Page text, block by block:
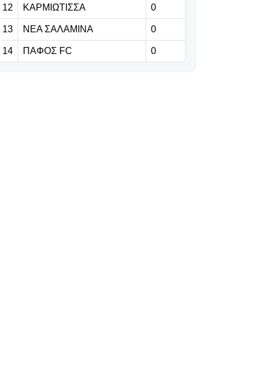
06.08.2026 | 23:06
Έχασε από την
Άντερλεχτ ο
12 ΚΑΡΜΙΩΤΙΣΣΑ 0
13 ΝΕΑ ΣΑΛΑΜΙΝΑ 0
14 ΠΑΦΟΣ FC 0